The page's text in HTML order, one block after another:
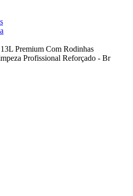
Premium Com Rodinhas
Profissional Reforçado - Br